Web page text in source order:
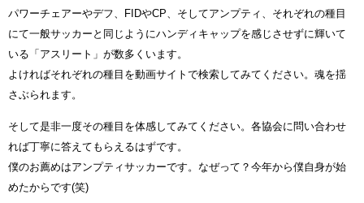
パワーチェアーやデフ、FIDやCP、そしてアンプティ、それぞれの種目
にて一般サッカーと同じようにハンディキャップを感じさせずに輝いて
いる「アスリート」が数多くいます。
よければそれぞれの種目を動画サイトで検索してみてください。魂を揺
さぶられます。
そして是非一度その種目を体感してみてください。各協会に問い合わせ
れば丁寧に答えてもらえるはずです。
僕のお薦めはアンプティサッカーです。なぜって？今年から僕自身が始
めたからです(笑)